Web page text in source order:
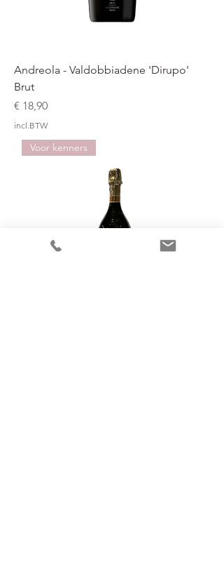
Andreola - Valdobbiadene 'Dirupo'
Brut
Prijs
€ 18,90
incl.BTW
Voor kenners